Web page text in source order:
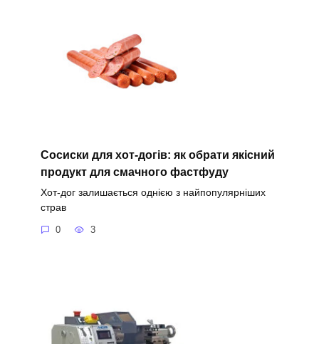
Сосиски для хот-догів: як обрати якісний
продукт для смачного фастфуду
Хот-дог залишається однією з найпопулярніших
страв
0 3